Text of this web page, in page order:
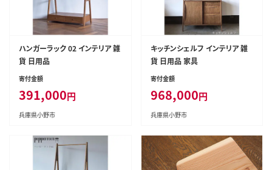
ハンガーラック 02 インテリア 雑
貨 日用品
寄付金額
391,000円
兵庫県小野市
キッチンシェルフ インテリア 雑
貨 日用品 家具
寄付金額
968,000円
兵庫県小野市